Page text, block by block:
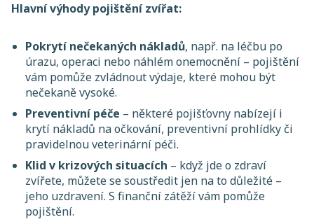
Hlavní výhody pojištění zvířat:
Pokrytí nečekaných nákladů, např. na léčbu po
úrazu, operaci nebo náhlém onemocnění – pojištění
vám pomůže zvládnout výdaje, které mohou být
nečekaně vysoké.
Preventivní péče – některé pojišťovny nabízejí i
krytí nákladů na očkování, preventivní prohlídky či
pravidelnou veterinární péči.
Klid v krizových situacích – když jde o zdraví
zvířete, můžete se soustředit jen na to důležité –
jeho uzdravení. S finanční zátěží vám pomůže
pojištění.